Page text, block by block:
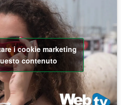
i cookie marketing
contenuto